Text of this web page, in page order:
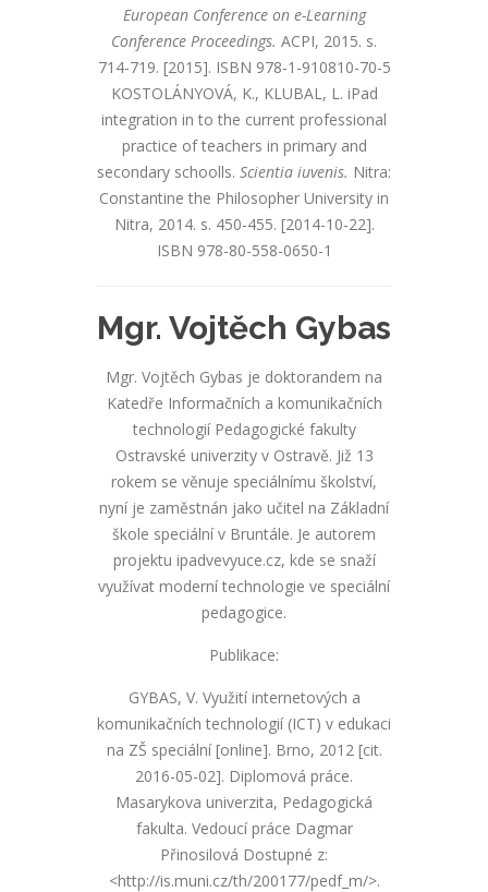
European Conference on e-Learning
Conference Proceedings. ACPI, 2015. s.
714-719. [2015]. ISBN 978-1-910810-70-5
KOSTOLÁNYOVÁ, K., KLUBAL, L. iPad
integration in to the current professional
practice of teachers in primary and
secondary schoolls. Scientia iuvenis. Nitra:
Constantine the Philosopher University in
Nitra, 2014. s. 450-455. [2014-10-22].
ISBN 978-80-558-0650-1
Mgr. Vojtěch Gybas
Mgr. Vojtěch Gybas je doktorandem na
Katedře Informačních a komunikačních
technologií Pedagogické fakulty
Ostravské univerzity v Ostravě. Již 13
rokem se věnuje speciálnímu školství,
nyní je zaměstnán jako učitel na Základní
škole speciální v Bruntále. Je autorem
projektu ipadvevyuce.cz, kde se snaží
využívat moderní technologie ve speciální
pedagogice.
Publikace:
GYBAS, V. Využití internetových a
komunikačních technologií (ICT) v edukaci
na ZŠ speciální [online]. Brno, 2012 [cit.
2016-05-02]. Diplomová práce.
Masarykova univerzita, Pedagogická
fakulta. Vedoucí práce Dagmar
Přinosilová Dostupné z:
<http://is.muni.cz/th/200177/pedf_m/>.